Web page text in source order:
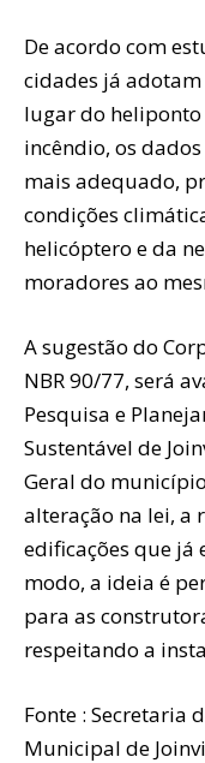
De acordo com
cidades já adotam
lugar do heliponto
incêndio, os
mais adequado,
condições
helicóptero e da
moradores ao
A sugestão do
NBR 90/77, será
Pesquisa e
Sustentável de
Geral do
alteração na lei, a
edificações que já
modo, a ideia é
para as
respeitando a
Fonte : Secretaria
Municipal de